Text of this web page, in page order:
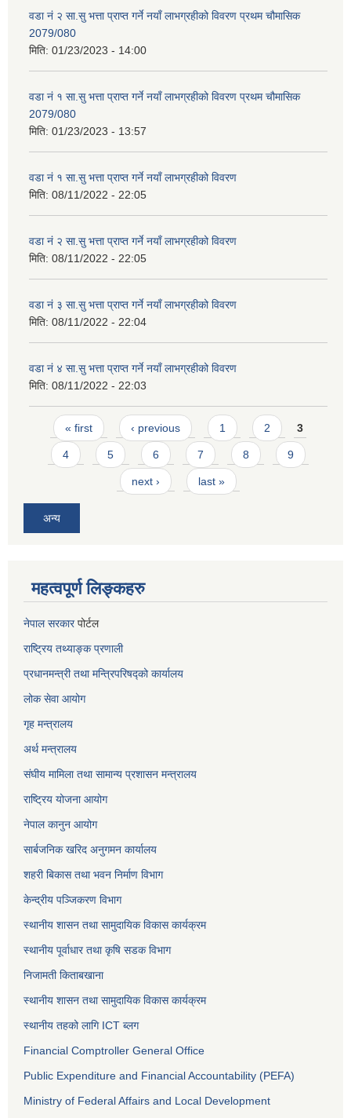
वडा नं २ सा.सु भत्ता प्राप्त गर्ने नयाँ लाभग्रहीको विवरण प्रथम चौमासिक
2079/080
मिति: 01/23/2023 - 14:00
वडा नं १ सा.सु भत्ता प्राप्त गर्ने नयाँ लाभग्रहीको विवरण प्रथम चौमासिक
2079/080
मिति: 01/23/2023 - 13:57
वडा नं १ सा.सु भत्ता प्राप्त गर्ने नयाँ लाभग्रहीको विवरण
मिति: 08/11/2022 - 22:05
वडा नं २ सा.सु भत्ता प्राप्त गर्ने नयाँ लाभग्रहीको विवरण
मिति: 08/11/2022 - 22:05
वडा नं ३ सा.सु भत्ता प्राप्त गर्ने नयाँ लाभग्रहीको विवरण
मिति: 08/11/2022 - 22:04
वडा नं ४ सा.सु भत्ता प्राप्त गर्ने नयाँ लाभग्रहीको विवरण
मिति: 08/11/2022 - 22:03
Pages
« first ‹ previous 1 2 3
4 5 6 7 8 9
next › last »
अन्य
महत्वपूर्ण लिङ्कहरु
नेपाल सरकारपोर्टल
राष्ट्रिय तथ्याङ्क प्रणाली
प्रधानमन्त्री तथा मन्त्रिपरिषद्को कार्यालय
लोक सेवाआयोग
गृह मन्त्रालय
अर्थ मन्त्रालय
संघीय मामिला तथा सामान्य प्रशासन मन्त्रालय
राष्ट्रिय योजना आयोग
नेपाल कानुन आयोग
सार्बजनिक खरिद अनुगमन कार्यालय
शहरी बिकास तथा भवन निर्माण विभाग
केन्द्रीय पञ्जिकरण विभाग
स्थानीय शासन तथा सामुदायिक विकास कार्यक्रम
स्थानीय पूर्वाधार तथा कृषि सडक विभाग
निजामती किताबखाना
स्थानीय शासन तथा सामुदायिक विकास कार्यक्रम
स्थानीय तहको लागि ICT ब्लग
Financial Comptroller General Office
Public Expenditure and Financial Accountability (PEFA)
Ministry of Federal Affairs and Local Development